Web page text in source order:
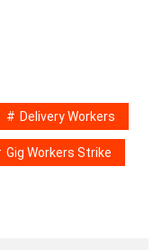
Delivery Workers
Gig Workers Strike